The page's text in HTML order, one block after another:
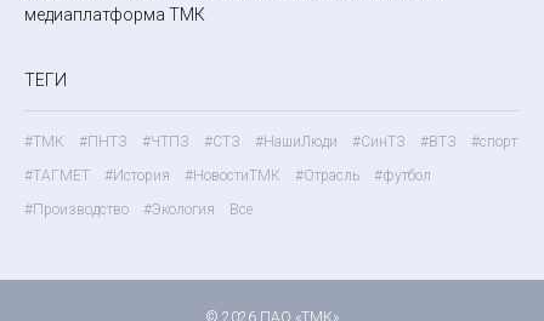
медиаплатформа ТМК
ТЕГИ
#ТМК #ПНТЗ #ЧТПЗ #СТЗ #НашиЛюди #СинТЗ #ВТЗ
#спорт
#ТАГМЕТ
#История #НовостиТМК #Отрасль
#футбол
#Производство
#Экология Все